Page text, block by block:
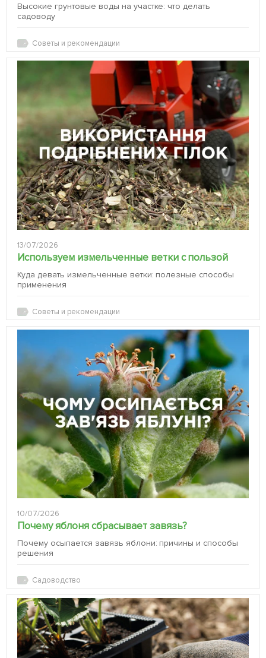
Высокие грунтовые воды на участке: что делать
садоводу
Советы и рекомендации
13/07/2026
Используем измельченные ветки с пользой
Куда девать измельченные ветки: полезные способы
применения
Советы и рекомендации
10/07/2026
Почему яблоня сбрасывает завязь?
Почему осыпается завязь яблони: причины и способы
решения
Садоводство